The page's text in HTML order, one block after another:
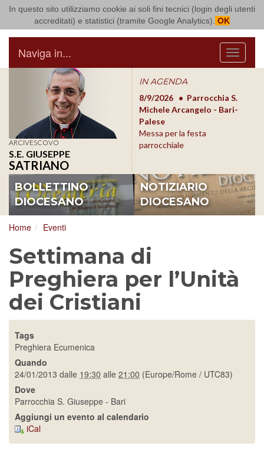
In questo sito utilizziamo cookie ai soli fini tecnici (login degli utenti
accreditati) e statistici (tramite Google Analytics). OK
Arcidiocesi di Bari Bitonto
Menu
Naviga in...
ARCIVESCOVO
S.E. GIUSEPPE
SATRIANO
IN AGENDA
8/17/2026
Conversano
Conferenza Episcopale
Pugliese
8/9/2026
Parrocchia S.
Michele Arcangelo - Bari-
Palese
Messa per la festa
parrocchiale
BOLLETTINO
DIOCESANO
NOTIZIARIO
DIOCESANO
Home Eventi
Settimana di
Preghiera per l’Unità
dei Cristiani
Tags
Preghiera Ecumenica
Quando
24/01/2013 dalle 19:30 alle 21:00 (Europe/Rome / UTC83)
Dove
Parrocchia S. Giuseppe - Bari
Aggiungi un evento al calendario
iCal